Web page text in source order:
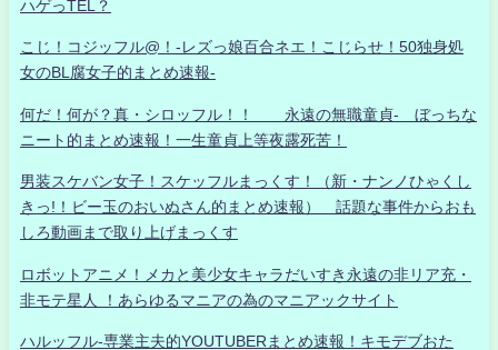
ハゲっTEL？
こじ！コジッフル@！-レズっ娘百合ネエ！こじらせ！50独身処
女のBL腐女子的まとめ速報-
何だ！何が？真・シロッフル！！ 永遠の無職童貞- ぼっちな
ニート的まとめ速報！一生童貞上等夜露死苦！
男装スケバン女子！スケッフルまっくす！（新・ナンノひゃくし
きっ!！ビー玉のおいぬさん的まとめ速報） 話題な事件からおも
しろ動画まで取り上げまっくす
ロボットアニメ！メカと美少女キャラだいすき永遠の非リア充・
非モテ星人 ！あらゆるマニアの為のマニアックサイト
ハルッフル-専業主夫的YOUTUBERまとめ速報！キモデブおた